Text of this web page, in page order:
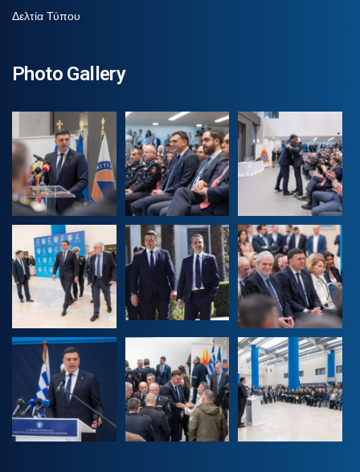
Δελτία Τύπου
Photo Gallery